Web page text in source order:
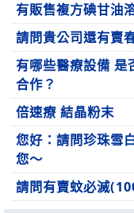
有販售複方碘甘油
請問貴公司還有賣
有哪些醫療設備 是
合作？
倍速療 結晶粉末
您好：請問珍珠雪
您～
請問有賣蚊必滅